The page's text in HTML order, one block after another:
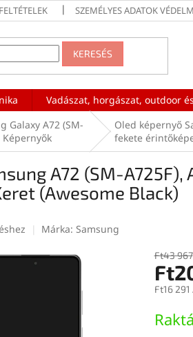
SZEMÉLYES ADATOK
KERESÉS
Vadászat, horgászat, outdoor
Galaxy A72 (SM-
Képernyők
Oled képernyő
fekete
A72 (SM-A725F),
(Awesome Black)
Márka: Samsung
Ft43 967
Ft16